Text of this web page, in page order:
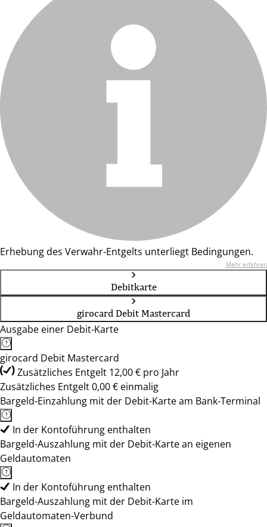
Erhebung des Verwahr-Entgelts unterliegt Bedingungen.
Mehr erfahren
Debitkarte
girocard Debit Mastercard
Ausgabe einer Debit-Karte
girocard Debit Mastercard
Zusätzliches Entgelt 12,00 € pro Jahr
Zusätzliches Entgelt 0,00 € einmalig
Bargeld-Einzahlung mit der Debit-Karte am Bank-Terminal
In der Kontoführung enthalten
Bargeld-Auszahlung mit der Debit-Karte an eigenen
Geldautomaten
In der Kontoführung enthalten
Bargeld-Auszahlung mit der Debit-Karte im
Geldautomaten-Verbund